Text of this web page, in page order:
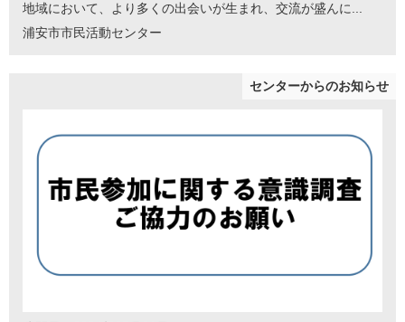
地域において、より多くの出会いが生まれ、交流が盛んに...
浦安市市民活動センター
センターからのお知らせ